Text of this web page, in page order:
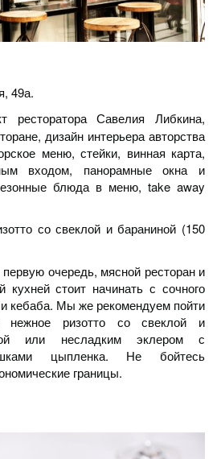
49а.
ресторатора Савелия Либкина,
дизайн интерьера авторства
меню, стейки, винная карта,
входом, панорамные окна и
блюда в меню, take away
со свеклой и бараниной (150
очередь, мясной ресторан и
кухней стоит начинать с сочного
кебаба. Мы же рекомендуем пойти
нежное ризотто со свеклой и
или несладким эклером с
цыпленка. Не бойтесь
границы.